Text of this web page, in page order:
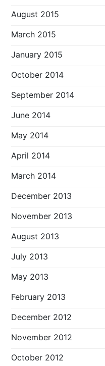
August 2015
March 2015
January 2015
October 2014
September 2014
June 2014
May 2014
April 2014
March 2014
December 2013
November 2013
August 2013
July 2013
May 2013
February 2013
December 2012
November 2012
October 2012